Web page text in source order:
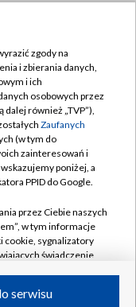
zgody na
i zbierania danych,
i ich
osobowych przez
dalej również „TVP”),
Zaufanych
(w tym do
zainteresowań i
poniżej, a
PPID do Google.
przez Ciebie naszych
w tym informacje
cookie, sygnalizatory
świadczenie
serwisu